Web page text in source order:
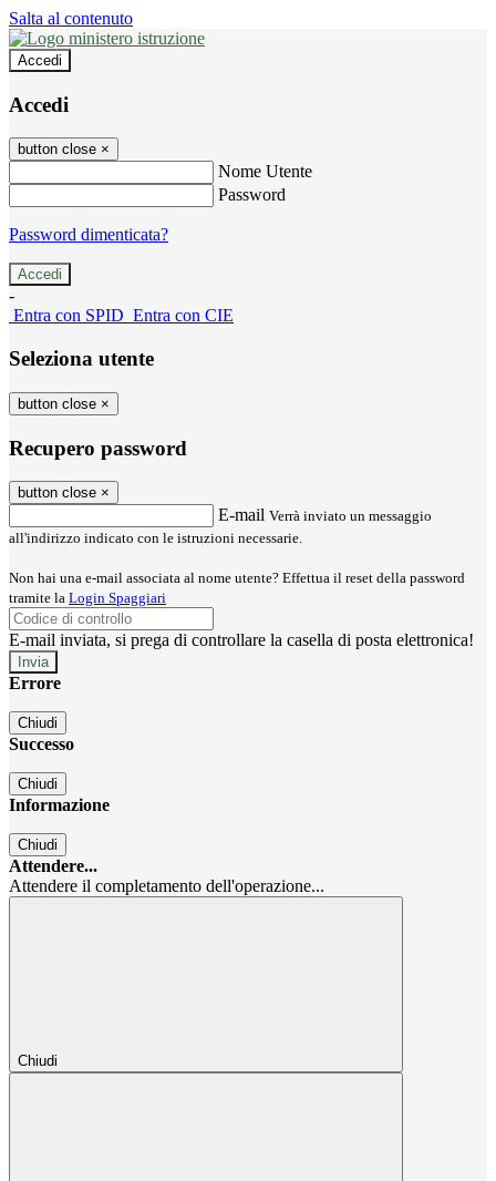
Salta al contenuto
Accedi
Accedi
button close ×
Nome Utente
Password
Password dimenticata?
-
Entra con SPID Entra con CIE
Seleziona utente
button close ×
Recupero password
button close ×
E-mail Verrà inviato un messaggio
all'indirizzo indicato con le istruzioni necessarie.
Non hai una e-mail associata al nome utente? Effettua il reset della password
tramite la Login Spaggiari
E-mail inviata, si prega di controllare la casella di posta elettronica!
Errore
Chiudi
Successo
Chiudi
Informazione
Chiudi
Attendere...
Attendere il completamento dell'operazione...
Chiudi